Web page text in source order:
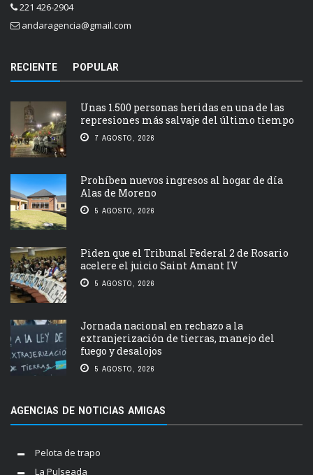
221 426-2904
andaragencia@gmail.com
RECIENTE POPULAR
Unas 1.500 personas heridas en una de las
represiones más salvaje del último tiempo
7 AGOSTO, 2026
Prohíben nuevos ingresos al hogar de día
Alas de Moreno
5 AGOSTO, 2026
Piden que el Tribunal Federal 2 de Rosario
acelere el juicio Saint Amant IV
5 AGOSTO, 2026
Jornada nacional en rechazo a la
extranjerización de tierras, manejo del
fuego y desalojos
5 AGOSTO, 2026
AGENCIAS DE NOTICIAS AMIGAS
Pelota de trapo
La Pulseada